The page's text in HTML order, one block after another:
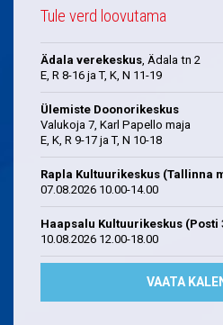
Tule verd loovutama
Ädala verekeskus, Ädala tn 2
E, R 8-16 ja T, K, N 11-19
Ülemiste Doonorikeskus
Valukoja 7, Karl Papello maja
E, K, R 9-17 ja T, N 10-18
Rapla Kultuurikeskus (Tallinna
07.08.2026 10.00-14.00
Haapsalu Kultuurikeskus (Posti
10.08.2026 12.00-18.00
VAATA